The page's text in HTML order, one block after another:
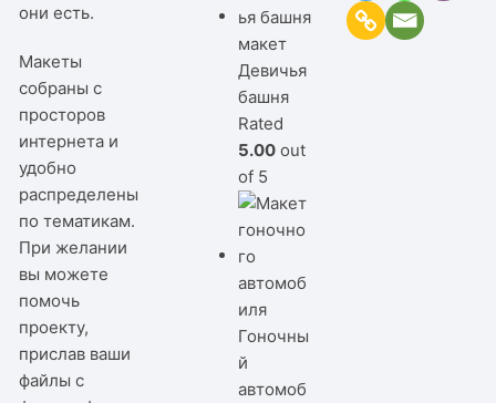
они есть.
Макеты
собраны с
просторов
интернета и
удобно
распределены
по тематикам.
При желании
вы можете
помочь
проекту,
прислав ваши
файлы с
Девичья
башня
Rated
5.00 out
of 5
Гоночны
й
автомоб